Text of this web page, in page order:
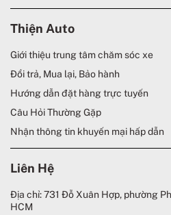
Thiện Auto
Giới thiệu trung tâm chăm sóc xe
Đổi trả, Mua lại, Bảo hành
Hướng dẫn đặt hàng trực tuyến
Câu Hỏi Thường Gặp
Nhận thông tin khuyến mại hấp dẫn
Liên Hệ
Địa chỉ: 731 Đỗ Xuân Hợp, phường
HCM